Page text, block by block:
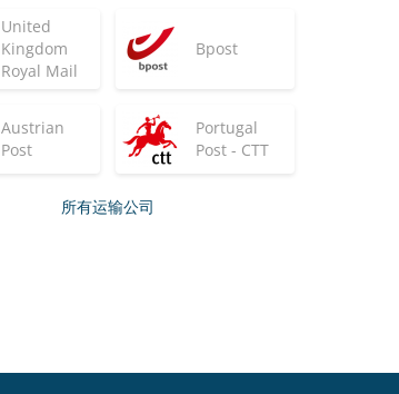
United
Kingdom
Royal Mail
Bpost
Austrian
Post
Portugal
Post - CTT
所有运输公司